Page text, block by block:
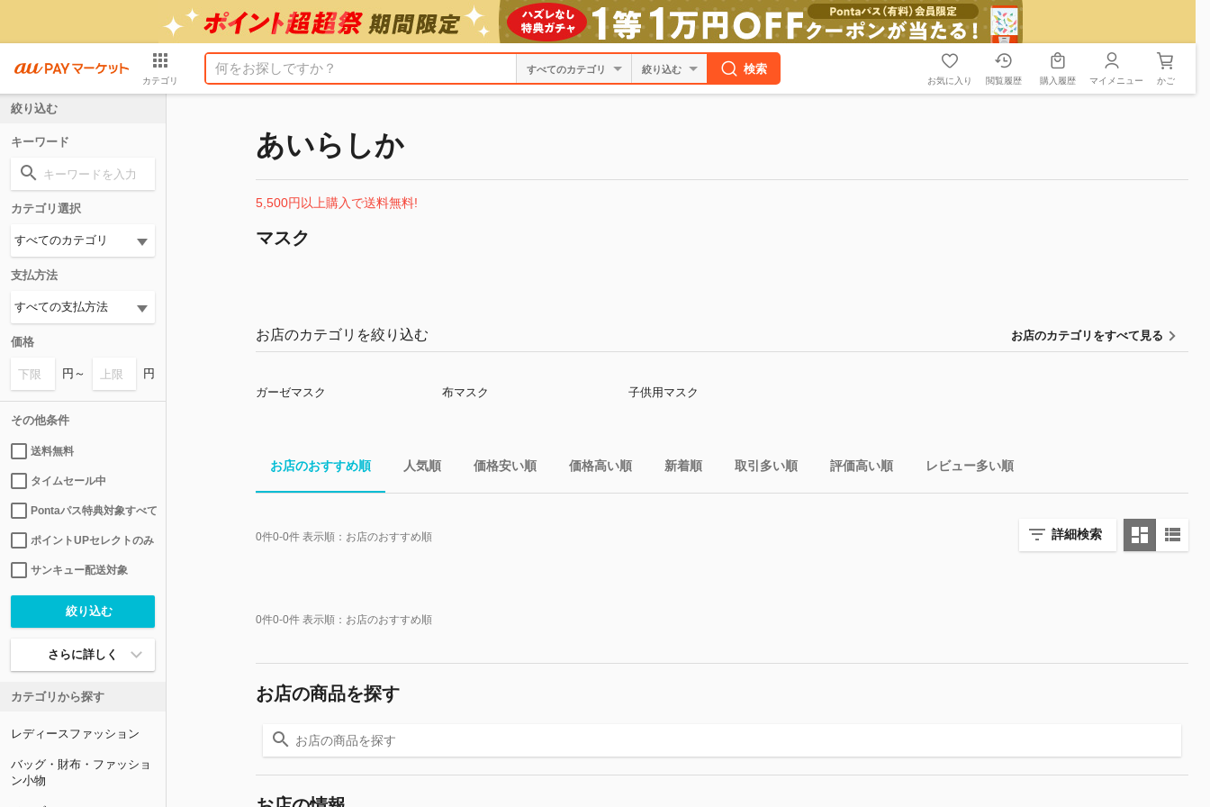
カテゴリ
絞り込む 検索
お気に入り 閲覧履歴 購入履歴 マイメニュー かご
あいらしか
5,500円以上購入で送料無料!
マスク
お店のカテゴリを絞り込む お店のカテゴリをすべて見る
ガーゼマスク 布マスク 子供用マスク
お店のおすすめ順 人気順 価格安い順 価格高い順 新着順 取引多い順 評価高い順 レビュー多い順
詳細検索
0件0-0件 表示順： お店のおすすめ順
0件0-0件 表示順： お店のおすすめ順
お店の商品を探す
絞り込む
キーワード
カテゴリ選択
支払方法
価格
円～ 円
その他条件
送料無料
タイムセール中
Pontaパス特典対象すべて
ポイントUPセレクトのみ
サンキュー配送対象
さらに詳しく
カテゴリから探す
レディースファッション
バッグ・財布・ファッショ
ン小物